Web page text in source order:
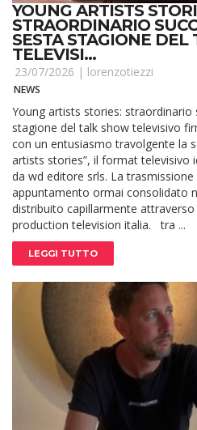
YOUNG ARTISTS
STRAORDINARIO
SESTA STAGIONE DEL
TELEVISI...
23/07/2026 | lorenzotiezzi
NEWS
Young artists stories: straordinario
stagione del talk show televisivo
con un entusiasmo travolgente la
artists stories”, il format
da wd editore srls. La
appuntamento ormai consolidato
distribuito capillarmente
production television italia. tra ...
LEGGI TUTTO